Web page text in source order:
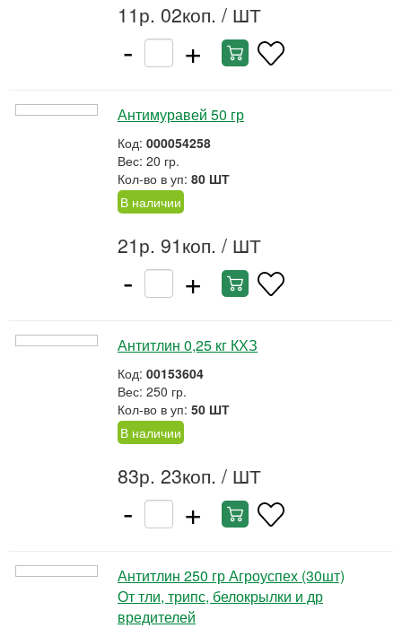
11р. 02коп. / ШТ
- +
Антимуравей 50 гр
Код: 000054258
Вес: 20 гр.
Кол-во в уп: 80 ШТ
В наличии
21р. 91коп. / ШТ
- +
Антитлин 0,25 кг КХЗ
Код: 00153604
Вес: 250 гр.
Кол-во в уп: 50 ШТ
В наличии
83р. 23коп. / ШТ
- +
Антитлин 250 гр Агроуспех (30шт)
От тли, трипс, белокрылки и др
вредителей